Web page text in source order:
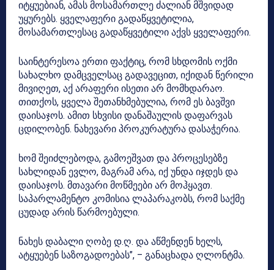
იტყუებიან, ამას მოსამართლე ძალიან მშვიდად
უყურებს. ყველაფერი გადაწყვეტილია,
მოსამართლესაც გადაწყვეტილი აქვს ყველაფერი.
საინტერესოა ერთი ფაქტიც, რომ სხდომის ოქმი
სახალხო დამცველსაც გადავეცით, იქიდან წერილი
მივიღეთ, აქ არაფერი ისეთი არ მომხდარაო.
თითქოს, ყველა შეთანხმებულია, რომ ეს ბავშვი
დაისაჯოს. ამით სხვისი დანაშაულის დაფარვას
ცდილობენ. ნახევარი პროკურატურა დასაჭერია.
ხომ შეიძლებოდა, გამოეშვათ და პროცესებზე
სახლიდან ევლო, მაგრამ არა, იქ უნდა იჯდეს და
დაისაჯოს. მთავარი მოწმეები არ მოჰყავთ.
საპარლამენტო კომისია ლაპარაკობს, რომ საქმე
ცუდად არის წარმოებული.
ნახეს დაბალი ღობე დ.ღ. და აწმენდენ ხელს,
ატყუებენ საზოგადოებას”, – განაცხადა ღლონტმა.